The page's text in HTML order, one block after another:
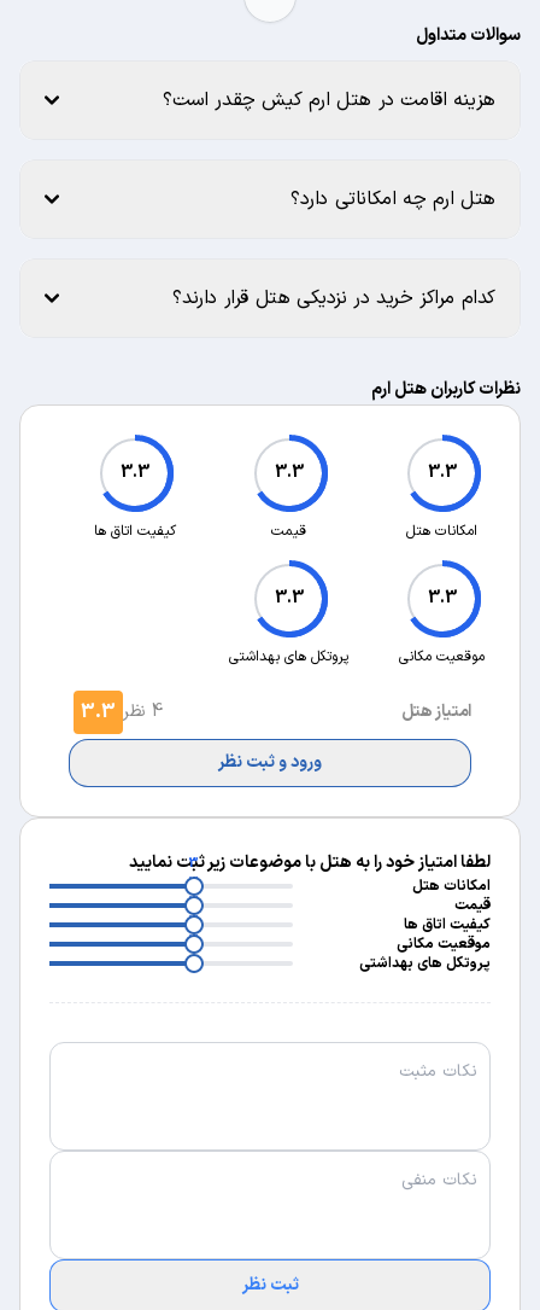
سوالات متداول
هزینه اقامت در هتل ارم کیش چقدر است؟
هتل ارم چه امکاناتی دارد؟
کدام مراکز خرید در نزدیکی هتل قرار دارند؟
نظرات کاربران هتل ارم
3.3
امکانات هتل
3.3
قیمت
3.3
کیفیت اتاق ها
3.3
موقعیت مکانی
3.3
پروتکل های بهداشتی
امتیاز هتل 4 نظر 3.3
ورود و ثبت نظر
لطفا امتیاز خود را به هتل با موضوعات زیر ثبت نمایید
امکانات هتل
3
قیمت
3
کیفیت اتاق ها
3
موقعیت مکانی
3
پروتکل های بهداشتی
3
ثبت نظر